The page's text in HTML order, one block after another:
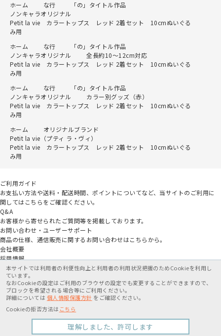
カートに入れる
ホーム な行
「の」タイトル作品
ノンキャラオリジナル
Petit la vie カラートップス レッド 2着セット 10cmぬいぐる
み用
ホーム
な行
「の」タイトル作品
ノンキャラオリジナル
全長約10～12cm対応
Petit la vie カラートップス レッド 2着セット 10cmぬいぐる
み用
ホーム
な行
「の」タイトル作品
ノンキャラオリジナル
カラー別グッズ（赤）
Petit la vie カラートップス レッド 2着セット 10cmぬいぐる
み用
ホーム
オリジナルブランド
Petit la vie（プティ ラ・ヴィ）
Petit la vie カラートップス レッド 2着セット 10cmぬいぐる
み用
ご利用ガイド
お支払い方法や送料・配送時間、ポイントについてなど、当サイトのご利用に
関してはこちらをご確認ください。
Q&A
お客様から寄せられたご質問等を掲載しております。
お問い合わせ・ユーザーサポート
商品の仕様、通信販売に関するお問い合わせはこちらから。
会社概要
採用情報
アニメイトグループ
特定商取引法に基づく表記個人情報保護方針利用規約
Copyright movic Co.,Ltd. 2005-2026
本サイトでは利用者の利便性向上と利用者の利用状況把握のためCookieを利用し
ています。
なおCookieの設定はご利用のブラウザの設定でも変更することができますので、
ブロックを希望される場合等にご利用ください。
詳細については 個人情報保護方針 をご確認ください。
Cookieの拒否方法は こちら
理解しました、許可します